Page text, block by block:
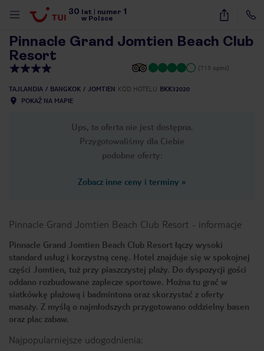
30 lat numer 1
w Polsce
36
Pinnacle Grand Jomtien Beach Club
Resort
(713 opinii)
TAJLANDIA BANGKOK JOMTIEN KOD HOTELU BKK32020
POKAŻ NA MAPIE
Ups, ta oferta nie jest dostępna.
Przygotowaliśmy dla Ciebie
podobne oferty:
Zobacz inne ceny i terminy »
Pinnacle Grand Jomtien Beach Club Resort - informacje
Pinnacle Grand Jomtien Beach Club Resort łączy wysoki
standard usług i korzystną cenę. Hotel znajduje się w spokojnej
części Jomtien, tuż przy piaszczystej plaży. Do dyspozycji gości
oddano rozbudowane zaplecze sportowe. Można tu grać w
siatkówkę plażową i badmintona oraz skorzystać z oferty
masaży. Z myślą o najmłodszych przygotowano oddzielny basen
oraz plac zabaw.
Najpopularniejsze udogodnienia: